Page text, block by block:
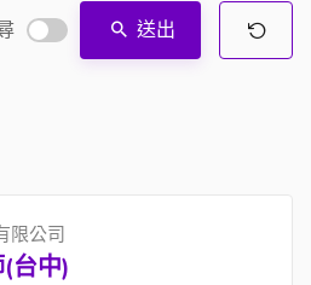
送出
限公司
台中)